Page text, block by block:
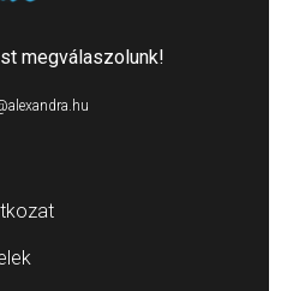
megválaszolunk!